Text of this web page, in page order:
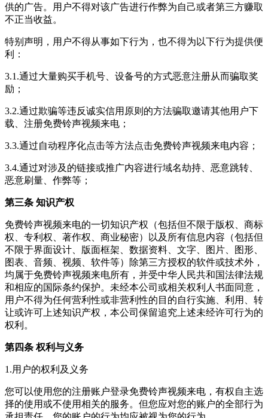
供的广告。用户不得对该广告进行作弊为自己或者第三方赚取
不正当收益。
特别声明，用户不得从事如下行为，也不得为以下行为提供便
利：
3.1.通过大量购买手机号、设备号的方式恶意注册从而骗取奖
励；
3.2.通过欺骗等违反诚实信用原则的方法骗取邀请其他用户下
载、注册免费铃声视频来电 ；
3.3.通过自动程序化点击等方法点击免费铃声视频来电内容；
3.4.通过对涉及的链接或推广内容进行域名劫持、恶意跳转、
恶意刷量、作弊等；
第三条 知识产权
免费铃声视频来电的一切知识产权（包括但不限于版权、商标
权、专利权、著作权、商业秘密）以及所有信息内容（包括但
不限于界面设计、版面框架、数据资料、文字、图片、图形、
图表、音频、视频、软件等）除第三方授权的软件或技术外，
均属于免费铃声视频来电所有，并受中华人民共和国法律法规
和相应的国际条约保护。未经本公司或相关权利人书面同意，
用户不得为任何营利性或非营利性的目的自行实施、利用、转
让或许可上述知识产权，本公司保留追究上述未经许可行为的
权利。
第四条 权利与义务
1.用户的权利及义务
您可以使用您的注册账户登录免费铃声视频来电 ，有权自主选
择的使用或不使用相关的服务。但您应对您的账户的全部行为